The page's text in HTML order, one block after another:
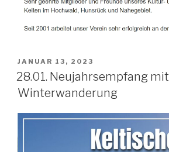
JANUAR 13, 2023
28.01. Neujahrsempfang mit
Winterwanderung